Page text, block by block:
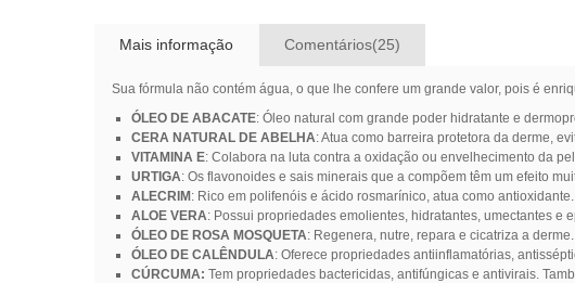
Mais informação Comentários(25)
Sua fórmula não contém água, o que lhe confere um grande valor, pois é
ÓLEO DE ABACATE: Óleo natural com grande poder hidratante e
CERA NATURAL DE ABELHA: Atua como barreira protetora da derme,
VITAMINA E: Colabora na luta contra a oxidação ou envelhecimento da
URTIGA: Os flavonoides e sais minerais que a compõem têm um efeito
ALECRIM : Rico em polifenóis e ácido rosmarínico, atua como
ALOE VERA: Possui propriedades emolientes, hidratantes, umectantes e
ÓLEO DE ROSA MOSQUETA: Regenera, nutre, repara e cicatriza a derme.
ÓLEO DE CALÊNDULA: Oferece propriedades antiinflamatórias,
CÚRCUMA: Tem propriedades bactericidas, antifúngicas e antivirais.